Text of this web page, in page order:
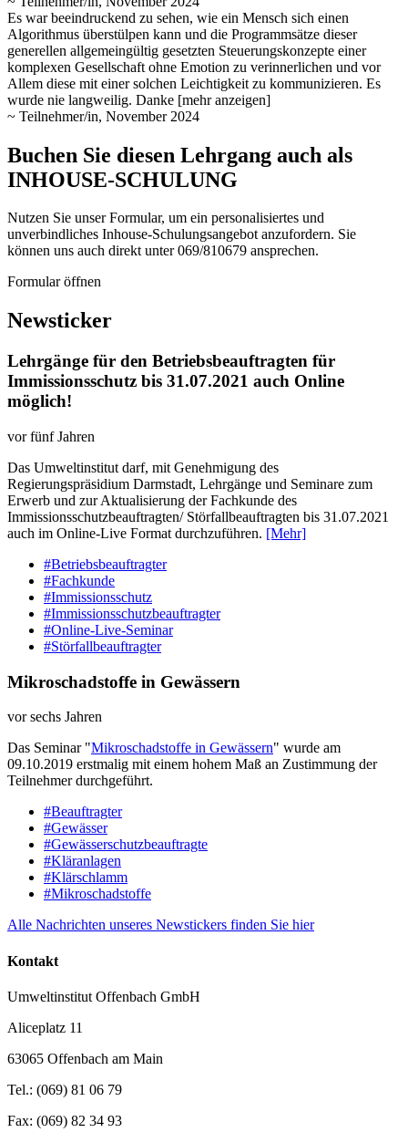
Es war beeindruckend zu sehen, wie ein Mensch sich einen
Algorithmus überstülpen kann und die Programmsätze dieser
generellen allgemeingültig gesetzten Steuerungskonzepte einer
komplexen Gesellschaft ohne Emotion zu verinnerlichen und vor
Allem diese mit einer solchen Leichtigkeit zu kommunizieren. Es
wurde nie langweilig. Danke [mehr anzeigen]
~ Teilnehmer/in, November 2024
Buchen Sie diesen Lehrgang auch als
INHOUSE-SCHULUNG
Nutzen Sie unser Formular, um ein personalisiertes und
unverbindliches Inhouse-Schulungs­angebot anzufordern. Sie
können uns auch direkt unter 069/810679 ansprechen.
Formular öffnen
Newsticker
Lehrgänge für den Betriebsbeauftragten für
Immissionsschutz bis 31.07.2021 auch Online
möglich!
vor fünf Jahren
Das Umweltinstitut darf, mit Genehmigung des
Regierungspräsidium Darmstadt, Lehrgänge und Seminare zum
Erwerb und zur Aktualisierung der Fachkunde des
Immissionsschutzbeauftragten/ Störfallbeauftragten bis 31.07.2021
auch im Online-Live Format durchzuführen. [Mehr]
#Betriebsbeauftragter
#Fachkunde
#Immissionsschutz
#Immissionsschutzbeauftragter
#Online-Live-Seminar
#Störfallbeauftragter
Mikroschadstoffe in Gewässern
vor sechs Jahren
Das Seminar "Mikroschadstoffe in Gewässern" wurde am
09.10.2019 erstmalig mit einem hohem Maß an Zustimmung der
Teilnehmer durchgeführt.
#Beauftragter
#Gewässer
#Gewässerschutzbeauftragte
#Kläranlagen
#Klärschlamm
#Mikroschadstoffe
Alle Nachrichten unseres Newstickers finden Sie hier
Kontakt
Umweltinstitut Offenbach GmbH
Aliceplatz 11
63065 Offenbach am Main
Tel.: (069) 81 06 79
Fax: (069) 82 34 93